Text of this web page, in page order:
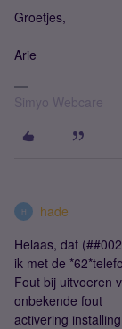
Groetjes,
Arie
Simyo Webcare
H hade
Helaas, dat
ik met de
Fout bij uitvoeren
onbekende fout
activering